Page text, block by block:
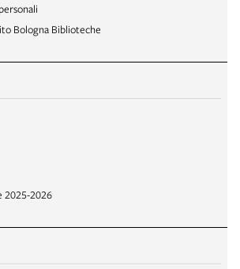
Bologna Biblioteche
2025-2026